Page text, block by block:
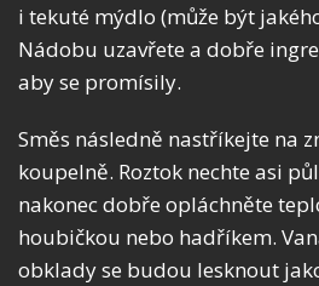
i tekuté mýdlo (může být
Nádobu uzavřete a dobře
aby se promísily.
Směs následně nastříkejte na
koupelně. Roztok nechte asi
nakonec dobře opláchněte
houbičkou nebo hadříkem.
obklady se budou lesknout